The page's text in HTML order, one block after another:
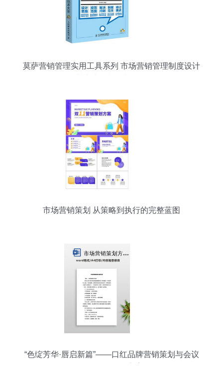
莫萨营销管理实用工具系列 市场营销管理制度设计
市场营销策划 从策略到执行的完整蓝图
“色绽芳华·唇启新篇”——口红品牌营销策划与会议